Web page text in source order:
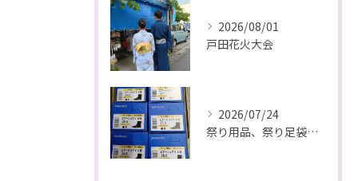
2026/08/01
戸田花火大会
2026/07/24
祭り用品、祭り足袋特価販売中